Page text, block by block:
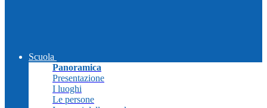
Scuola
Panoramica
Presentazione
I luoghi
Le persone